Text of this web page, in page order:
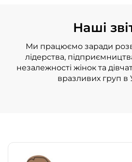
Наші
Ми працюємо заради
лідерства,
незалежності жінок та
вразливих груп в